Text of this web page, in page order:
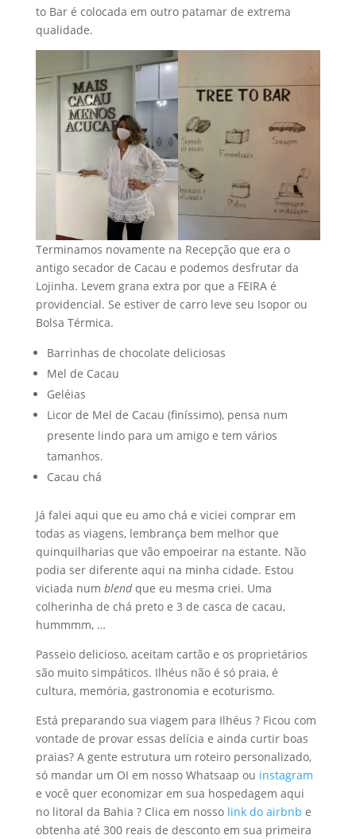
to Bar é colocada em outro patamar de extrema
qualidade.
Terminamos novamente na Recepção que era o
antigo secador de Cacau e podemos desfrutar da
Lojinha. Levem grana extra por que a FEIRA é
providencial. Se estiver de carro leve seu Isopor ou
Bolsa Térmica.
Barrinhas de chocolate deliciosas
Mel de Cacau
Geléias
Licor de Mel de Cacau (finíssimo), pensa num
presente lindo para um amigo e tem vários
tamanhos.
Cacau chá
Já falei aqui que eu amo chá e viciei comprar em
todas as viagens, lembrança bem melhor que
quinquilharias que vão empoeirar na estante. Não
podia ser diferente aqui na minha cidade. Estou
viciada num blendque eu mesma criei. Uma
colherinha de chá preto e 3 de casca de cacau,
hummmm, …
Passeio delicioso, aceitam cartão e os proprietários
são muito simpáticos. Ilhéus não é só praia, é
cultura, memória, gastronomia e ecoturismo.
Está preparando sua viagem para Ilhéus ? Ficou com
vontade de provar essas delícia e ainda curtir boas
praias? A gente estrutura um roteiro personalizado,
só mandar um OI em nosso Whatsaap ou instagram
e você quer economizar em sua hospedagem aqui
no litoral da Bahia ? Clica em nosso link do airbnb e
obtenha até 300 reais de desconto em sua primeira